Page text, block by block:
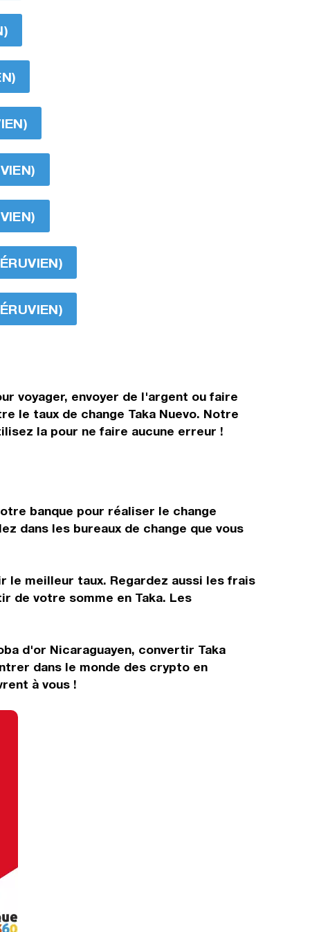
voyager, envoyer de l'argent ou faire
le taux de change Taka Nuevo. Notre
la pour ne faire aucune erreur !
banque pour réaliser le change
dans les bureaux de change que vous
le meilleur taux. Regardez aussi les frais
de votre somme en Taka. Les
d'or Nicaraguayen, convertir Taka
dans le monde des crypto en
à vous !